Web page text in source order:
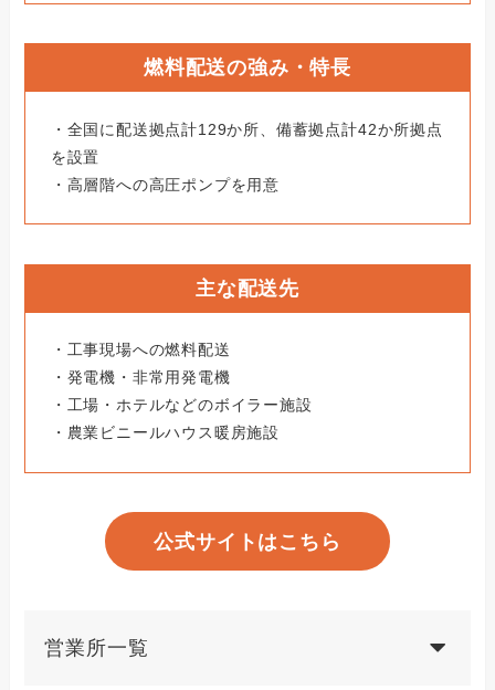
燃料配送の強み・特長
・全国に配送拠点計129か所、備蓄拠点計42か所拠点
を設置
・高層階への高圧ポンプを用意
主な配送先
・工事現場への燃料配送
・発電機・非常用発電機
・工場・ホテルなどのボイラー施設
・農業ビニールハウス暖房施設
公式サイトはこちら
営業所一覧